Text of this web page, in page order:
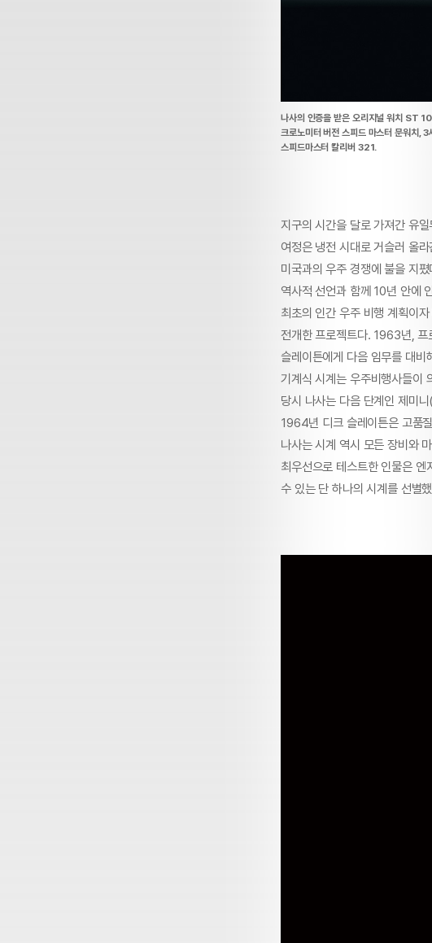
나사의 인증을 받은 오리지널 워치 ST
크로노미터 버전 스피드 마스터 문워치,
스피드마스터 칼리버 321.
지구의 시간을 달로 가져간 유
여정은 냉전 시대로 거슬러 올
미국과의 우주 경쟁에 불을 지
역사적 선언과 함께 10년 안에
최초의 인간 우주 비행 계획이
전개한 프로젝트다. 1963년,
슬레이튼에게 다음 임무를 대
기계식 시계는 우주비행사들이
당시 나사는 다음 단계인 제미
1964년 디크 슬레이튼은 고품
나사는 시계 역시 모든 장비와
최우선으로 테스트한 인물은
수 있는 단 하나의 시계를 선별